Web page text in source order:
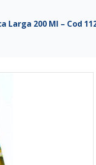
200 Ml – Cod